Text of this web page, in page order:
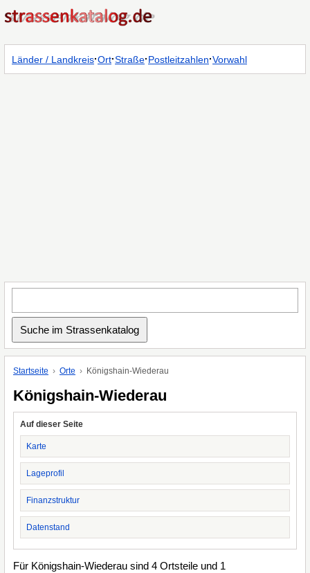
Länder / Landkreis·Ort·Straße·Postleitzahlen·Vorwahl
Startseite Orte Königshain-Wiederau
Königshain-Wiederau
Auf dieser Seite
Karte
Lageprofil
Finanzstruktur
Datenstand
Für Königshain-Wiederau sind 4 Ortsteile und 1